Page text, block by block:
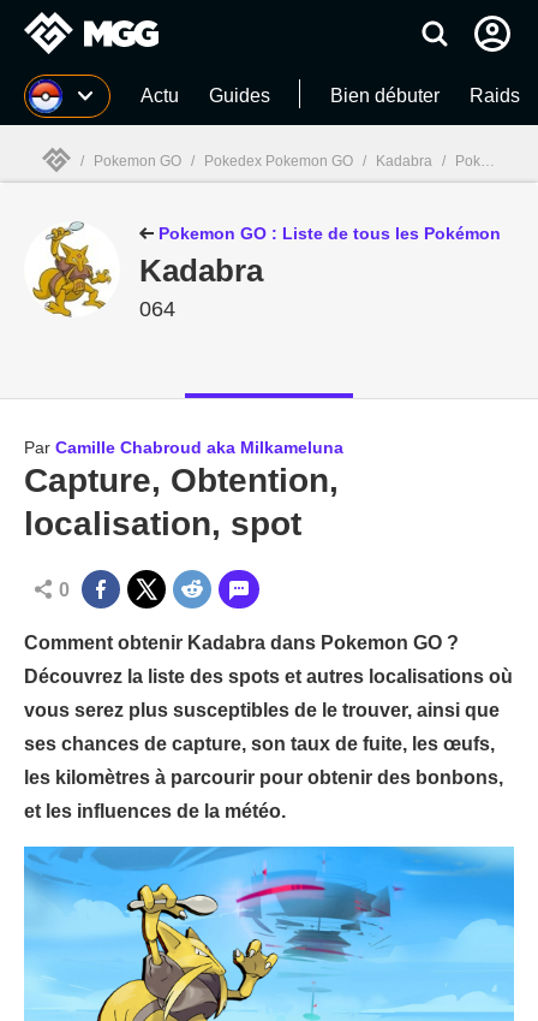
MGG Actu Guides Bien débuter Raids
MGG
/ Pokemon GO / Pokedex Pokemon GO / Kadabra / Pokedex Pokemon GO : Kadabra - Comment l'obtenir ?
Pokemon GO : Liste de tous les Pokémon
Kadabra
064
Par Camille Chabroud aka Milkameluna
Capture, Obtention,
localisation, spot
0
Comment obtenir Kadabra dans Pokemon GO ?
Découvrez la liste des spots et autres localisations où
vous serez plus susceptibles de le trouver, ainsi que
ses chances de capture, son taux de fuite, les œufs,
les kilomètres à parcourir pour obtenir des bonbons,
et les influences de la météo.